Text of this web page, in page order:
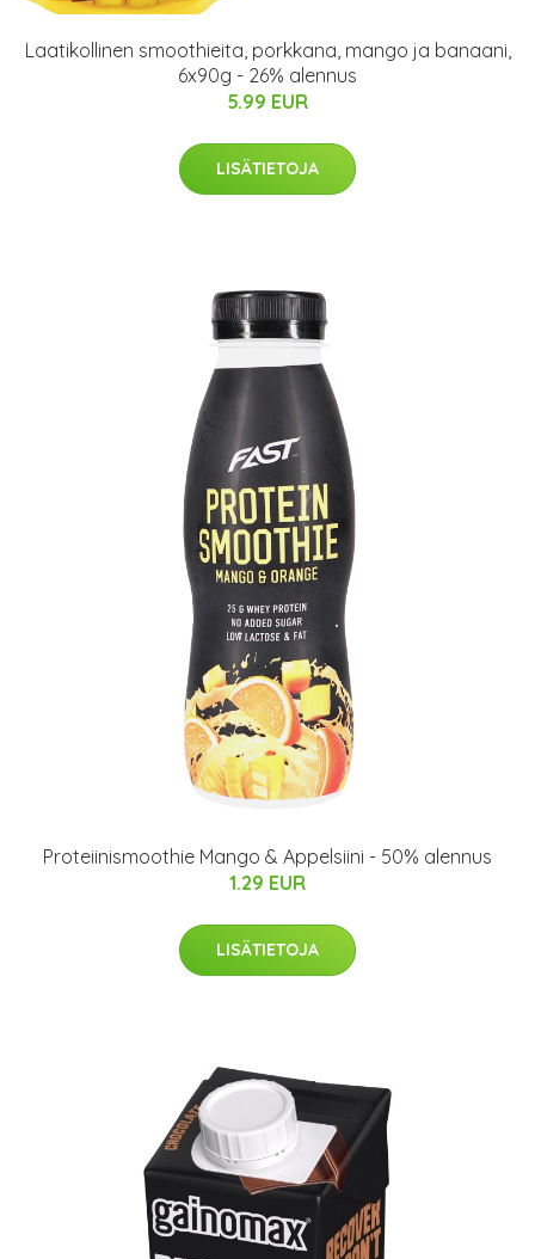
Laatikollinen smoothieita, porkkana, mango ja banaani,
6x90g - 26% alennus
5.99 EUR
LISÄTIETOJA
Proteiinismoothie Mango & Appelsiini - 50% alennus
1.29 EUR
LISÄTIETOJA